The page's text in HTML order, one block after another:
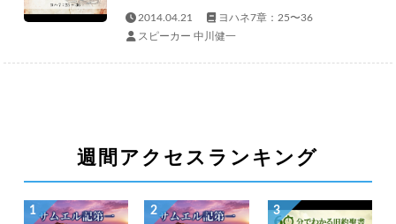
2014.04.21
ヨハネ7章：25〜36
スピーカー 中川健一
週間アクセスランキング
1 2 3